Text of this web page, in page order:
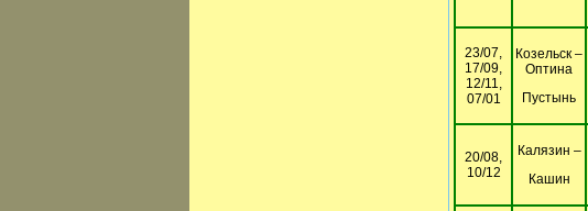
23/07,
17/09,
12/11,
07/01
Козельск –
Оптина
Пустынь
20/08,
10/12
Калязин –
Кашин